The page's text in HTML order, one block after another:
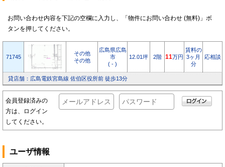
お問い合わせ内容を下記の空欄に入力し、「物件にお問い合わせ (無料)」ボ
タンを押してください。
71745
その他
その他
広島県広島
市
( - )
12.01坪 2階 11万円
賃料の
3ヶ月
分
応相談
貸店舗：広島電鉄宮島線 佐伯区役所前 徒歩13分
会員登録済みの
方は、ログイン
してください。
ユーザ情報